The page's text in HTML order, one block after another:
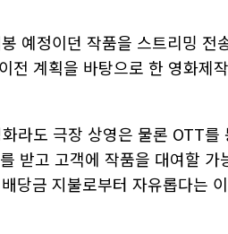
봉 예정이던 작품을 스트리밍
전 계획을 바탕으로 한 영화제
라도 극장 상영은 물론 OTT
받고 고객에 작품을 대여할 가
당금 지불로부터 자유롭다는